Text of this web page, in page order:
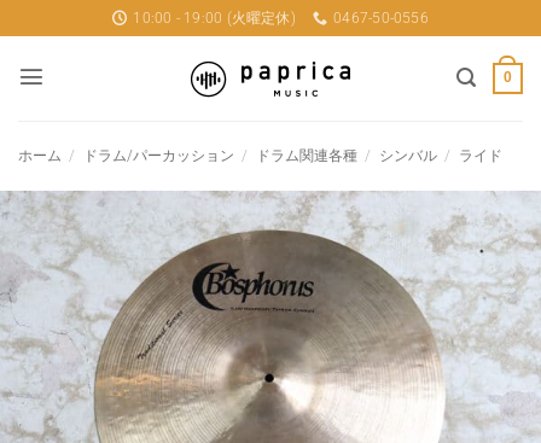
to
content
10:00 - 19:00 (火曜定休) 0467-50-0556
0
ホーム / ドラム/パーカッション / ドラム関連各種 / シンバル / ライド